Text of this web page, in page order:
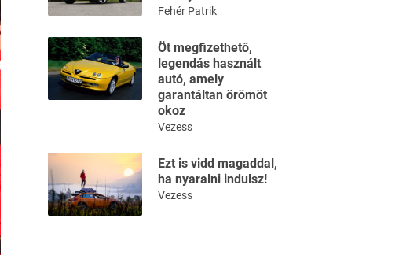
Fehér Patrik
Öt megfizethető,
legendás használt
autó, amely
garantáltan örömöt
okoz
Vezess
Ezt is vidd magaddal,
ha nyaralni indulsz!
Vezess